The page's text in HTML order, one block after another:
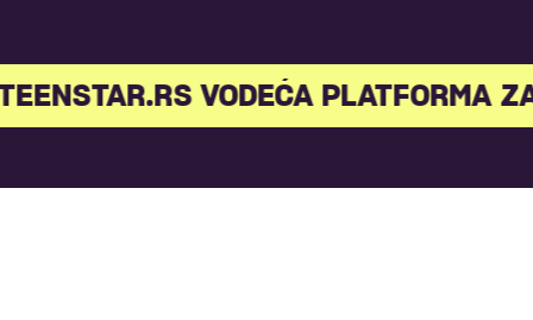
VODEĆA PLATFORMA